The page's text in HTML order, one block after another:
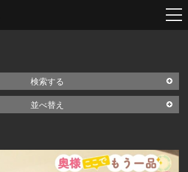
検索する
並べ替え